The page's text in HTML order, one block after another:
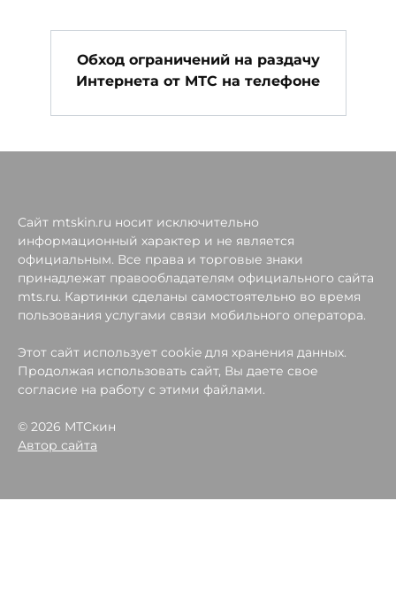
Обход ограничений на раздачу
Интернета от МТС на телефоне
Сайт mtskin.ru носит исключительно
информационный характер и не является
официальным. Все права и торговые знаки
принадлежат правообладателям официального сайта
mts.ru. Картинки сделаны самостоятельно во время
пользования услугами связи мобильного оператора.
Этот сайт использует cookie для хранения данных.
Продолжая использовать сайт, Вы даете свое
согласие на работу с этими файлами.
© 2026 МТСкин
Автор сайта